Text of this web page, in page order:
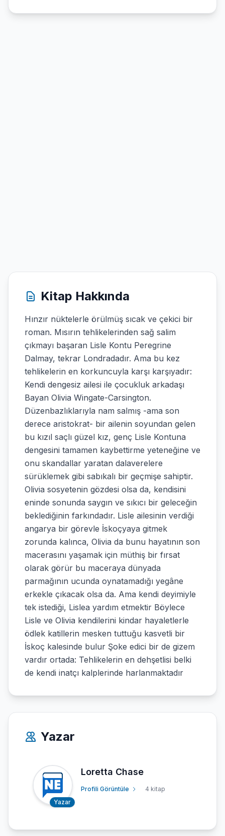
Kitap Hakkında
Hınzır nüktelerle örülmüş sıcak ve çekici bir
roman. Mısırın tehlikelerinden sağ salim
çıkmayı başaran Lisle Kontu Peregrine
Dalmay, tekrar Londradadır. Ama bu kez
tehlikelerin en korkuncuyla karşı karşıyadır:
Kendi dengesiz ailesi ile çocukluk arkadaşı
Bayan Olivia Wingate-Carsington.
Düzenbazlıklarıyla nam salmış -ama son
derece aristokrat- bir ailenin soyundan gelen
bu kızıl saçlı güzel kız, genç Lisle Kontuna
dengesini tamamen kaybettirme yeteneğine ve
onu skandallar yaratan dalaverelere
sürüklemek gibi sabıkalı bir geçmişe sahiptir.
Olivia sosyetenin gözdesi olsa da, kendisini
eninde sonunda saygın ve sıkıcı bir geleceğin
beklediğinin farkındadır. Lisle ailesinin verdiği
angarya bir görevle İskoçyaya gitmek
zorunda kalınca, Olivia da bunu hayatının son
macerasını yaşamak için müthiş bir fırsat
olarak görür bu maceraya dünyada
parmağının ucunda oynatamadığı yegâne
erkekle çıkacak olsa da. Ama kendi deyimiyle
tek istediği, Lislea yardım etmektir Böylece
Lisle ve Olivia kendilerini kindar hayaletlerle
ödlek katillerin mesken tuttuğu kasvetli bir
İskoç kalesinde bulur Şoke edici bir de gizem
vardır ortada: Tehlikelerin en dehşetlisi belki
de kendi inatçı kalplerinde harlanmaktadır
Yazar
Yazar
Loretta Chase
Profili Görüntüle 4 kitap